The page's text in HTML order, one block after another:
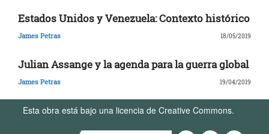
Estados Unidos y Venezuela: Contexto histórico
James Petras 18/05/2019
Julian Assange y la agenda para la guerra global
James Petras 19/04/2019
Esta obra está bajo una licencia de Creative Commons.